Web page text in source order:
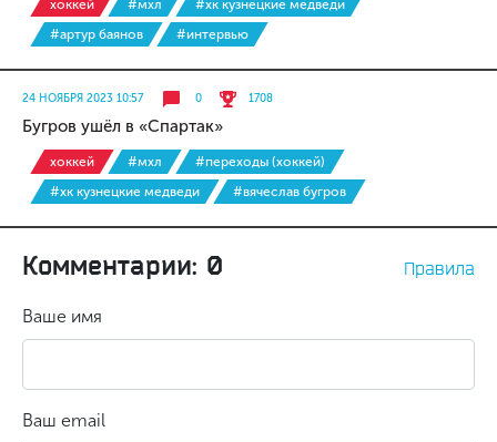
хоккей #мхл
#хк кузнецкие медведи
#артур баянов
#интервью
24 НОЯБРЯ 2023 10:57 0 1708
Бугров ушёл в «Спартак»
хоккей #мхл
#переходы (хоккей)
#хк кузнецкие медведи
#вячеслав бугров
Комментарии: 0 Правила
Ваше имя
Ваш email